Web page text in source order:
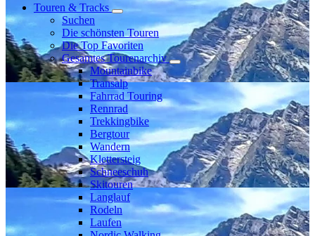
Touren & Tracks
Suchen
Die schönsten Touren
Die Top Favoriten
Gesamtes Tourenarchiv
Mountainbike
Transalp
Fahrrad Touring
Rennrad
Trekkingbike
Bergtour
Wandern
Klettersteig
Schneeschuh
Skitouren
Langlauf
Rodeln
Laufen